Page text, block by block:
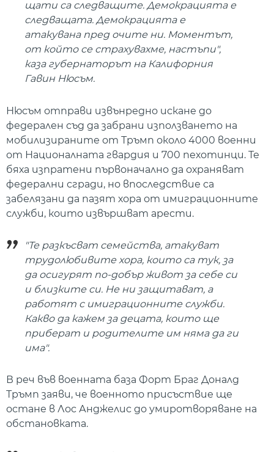
щати са следващите. Демокрацията е
следващата. Демокрацията е
атакувана пред очите ни. Моментът,
от който се страхувахме, настъпи",
каза губернаторът на Калифорния
Гавин Нюсъм.
Нюсъм отправи извънредно искане до
федерален съд да забрани използването на
мобилизираните от Тръмп около 4000 военни
от Националната гвардия и 700 пехотинци. Те
бяха изпратени първоначално да охраняват
федерални сгради, но впоследствие са
забелязани да пазят хора от имиграционните
служби, които извършват арести.
"Те разкъсват семейства, атакуват
трудолюбивите хора, които са тук, за
да осигурят по-добър живот за себе си
и близките си. Не ни защитават, а
работят с имиграционните служби.
Какво да кажем за децата, които ще
приберат и родителите им няма да ги
има".
В реч във военната база Форт Браг Доналд
Тръмп заяви, че военното присъствие ще
остане в Лос Анджелис до умиротворяване на
обстановката.